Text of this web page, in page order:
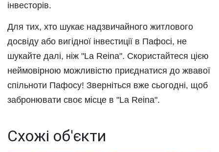
інвесторів.
Для тих, хто шукає надзвичайного житлового
досвіду або вигідної інвестиції в Пафосі, не
шукайте далі, ніж "La Reina". Скористайтеся цією
неймовірною можливістю приєднатися до жвавої
спільноти Пафосу! Зверніться вже сьогодні, щоб
забронювати своє місце в "La Reina".
Схожі об'єкти